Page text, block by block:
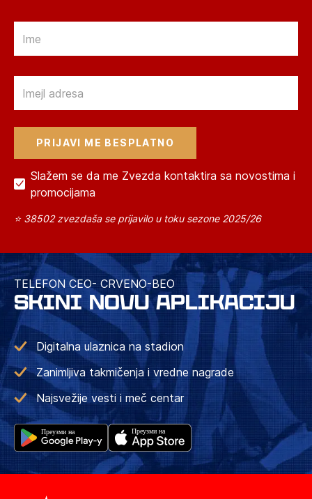
Slažem se da me Zvezda kontaktira sa novostima i
promocijama
⭐ 38502 zvezdaša se prijavilo u toku sezone 2025/26
TELEFON CEO- CRVENO-BEO
SKINI NOVU APLIKACIJU
Digitalna ulaznica na stadion
Zanimljiva takmičenja i vredne nagrade
Najsvežije vesti i meč centar